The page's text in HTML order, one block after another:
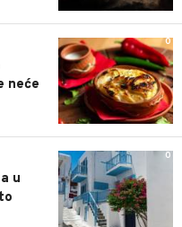
0
neće
0
u